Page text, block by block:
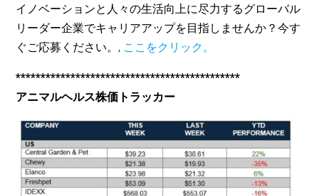
イノベーションと人々の生活向上に尽力するグローバル
リーダー企業でキャリアアップを目指しませんか？今す
ぐご応募ください。, ここをクリック。
*********************************************
アニマルヘルス株価トラッカー